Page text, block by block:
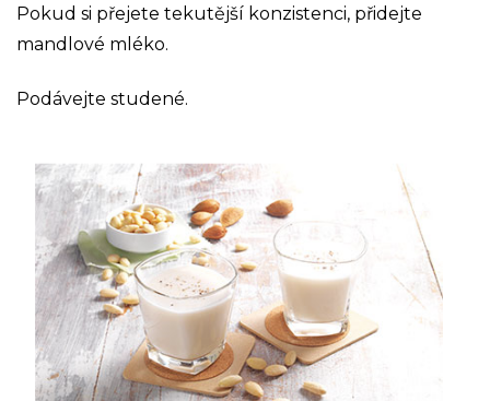
Pokud si přejete tekutější konzistenci, přidejte
mandlové mléko.
Podávejte studené.